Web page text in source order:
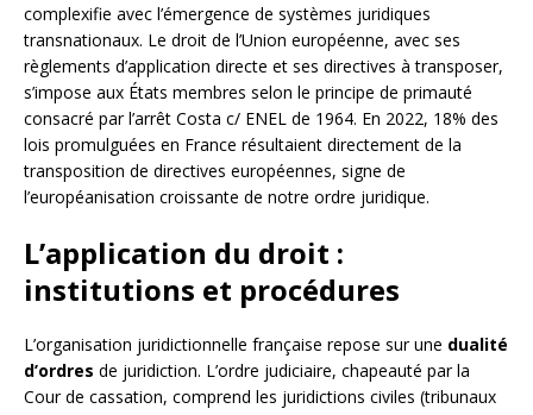
complexifie avec l’émergence de systèmes juridiques
transnationaux. Le droit de l’Union européenne, avec ses
règlements d’application directe et ses directives à transposer,
s’impose aux États membres selon le principe de primauté
consacré par l’arrêt Costa c/ ENEL de 1964. En 2022, 18% des
lois promulguées en France résultaient directement de la
transposition de directives européennes, signe de
l’européanisation croissante de notre ordre juridique.
L’application du droit :
institutions et procédures
L’organisation juridictionnelle française repose sur une dualité
d’ordres de juridiction. L’ordre judiciaire, chapeauté par la
Cour de cassation, comprend les juridictions civiles (tribunaux